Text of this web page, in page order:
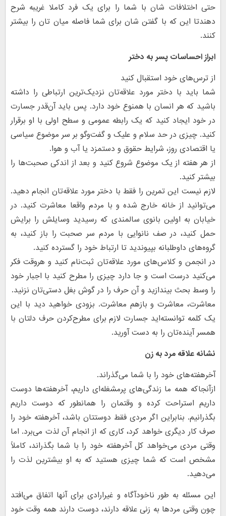
حتی اختلافات شان با شما را برای یک فرد کاملا غریبه شرح
دهندتا این که با گفتن شان برای شما فاصله میان تان را بیشتر
کنند.
ابراز احساسات پسر به دختر
از ترس‌های خود استقبال کنید
شما باید با دختر مورد علاقه‌تان نزدیک‌ترین ارتباطی را داشته
باشید که هر انسان با همنوع خود دارد. پس باید آن‌قدر جسارت
در خود ایجاد کنید که یک رابطه عمومی و سطح اولی با او برقرار
کنید. چیزی در حد سلام و علیک و گفت‌وگو بر سر موضوع سیاسی
یا اقتصادی روز، شرایط حقوق و دستمزد یا آب و هوا.
از هر هفته از یک موضوع شروع کنید و بعد از اندکی صحبت‌ها را
بیشتر کنید.
لازم نیست این تمرین را فقط با دختر مورد علاقه‌تان انجام دهید.
می‌توانید از خانه خارج شده و با مردم واقعا معاشرت کنید. در
خیابان به اولین بانوی سالمندی که رسیدید وسایلش را برایش
حمل کنید، در صف نانوایی با مردم سر صحبت را باز کنید، به
گروه‌های داوطلبانه بپیوندید تا ارتباط خود را گسترده کنید.
در انجمن و کلاس‌های مورد علاقه‌تان ثبت‌نام کنید و هروقت فکر
می‌کنید درست است و جا دارد چیزی را مطرح کنید با اجبار خود
را وسط بحث بیندازید و آن حرف را در گوش بغل دستی‌تان نزنید.
معاشرت، معاشرت و بازهم معاشرت. بزودی خواهید دید با این
یک کلمه توانسته‌اید جسارت لازم برای مطرح‌کردن حرف دلتان با
همسر آینده‌تان را به دست آورید.
نشانه علاقه مرد به زن
آخرهفته‌های خود را با شما می‌گذراند.
ازآنجاکه همه ما زندگی‌های پرمشغله‌ای داریم، آخرهفته‌ها دوست
داریم استراحت کرده و وقتمان را همانطور که دوست داریم
بگذرانیم. بنابراین اگر مردی فقط دوستتان باشد، آخرهفته خود را
صرف کار دیگری خواهد کرد، کاری که از انجام آن لذت می‌برد. اما
وقتی مردی می‌خواهد کل آخرهفته خود را با شما بگذراند، کاملاً
مشخص است که شما چیزی هستید که به او بیشترین لذت را
می‌دهید.
این مسئله به طور ناخودآگاه و غیرارادی برای آنها اتفاق می‌افتد
چون وقتی مردها به زنی علاقه دارند، دوست دارند همه وقت خود